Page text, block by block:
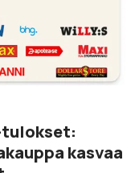
tulokset:
kasvaa